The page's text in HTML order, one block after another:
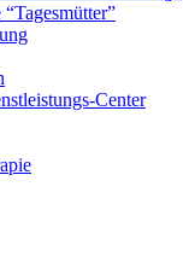
Center